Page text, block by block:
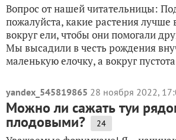
Вопрос от нашей читательницы:
пожалуйста, какие растения лучше
вокруг ели, чтобы они помогали
Мы высадили в честь рождения
маленькую елочку, а вокруг
yandex_545819865 28 ноября 2022,
Можно ли сажать туи
плодовыми? 24